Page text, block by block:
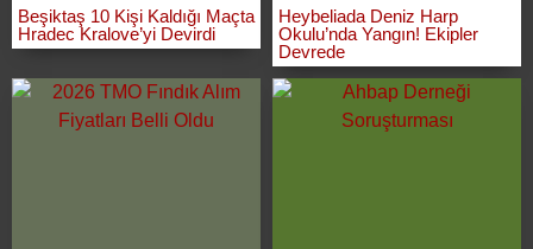
Beşiktaş 10 Kişi Kaldığı Maçta
Hradec Kralove’yi Devirdi
Heybeliada Deniz Harp
Okulu’nda Yangın! Ekipler
Devrede